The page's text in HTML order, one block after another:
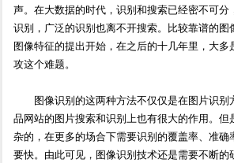
声。在大数据的时代，识别和搜索已经密不可分
识别，广泛的识别也离不开搜索。比较靠谱的
图像特征的提出开始，在之后的十几年里，大
攻这个难题。
图像识别的这两种方法不仅仅是在图片识别
品网站的图片搜索和识别上也有很大的作用。但
杂的，在更多的场合下需要识别的覆盖率、准确
要快。由此可见，图像识别技术还是需要不断的